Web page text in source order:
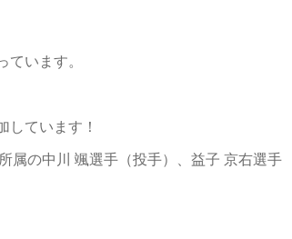
います。
しています！
属の中川 颯選手（投手）、益子 京右選手